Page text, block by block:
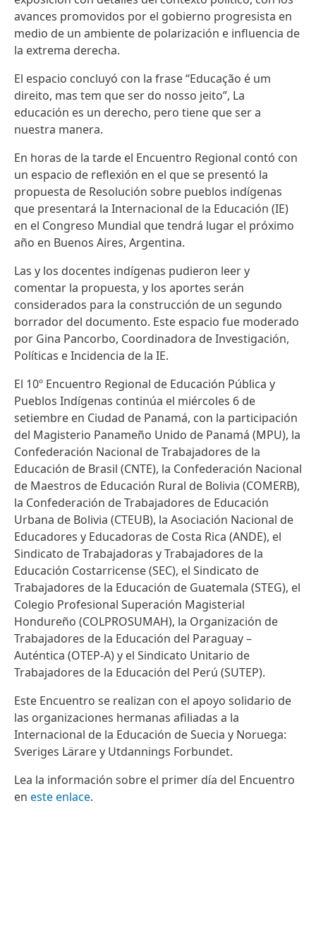
avances promovidos por el gobierno progresista en
medio de un ambiente de polarización e influencia de
la extrema derecha.
El espacio concluyó con la frase “Educação é um
direito, mas tem que ser do nosso jeito”, La
educación es un derecho, pero tiene que ser a
nuestra manera.
En horas de la tarde el Encuentro Regional contó con
un espacio de reflexión en el que se presentó la
propuesta de Resolución sobre pueblos indígenas
que presentará la Internacional de la Educación (IE)
en el Congreso Mundial que tendrá lugar el próximo
año en Buenos Aires, Argentina.
Las y los docentes indígenas pudieron leer y
comentar la propuesta, y los aportes serán
considerados para la construcción de un segundo
borrador del documento. Este espacio fue moderado
por Gina Pancorbo, Coordinadora de Investigación,
Políticas e Incidencia de la IE.
El 10º Encuentro Regional de Educación Pública y
Pueblos Indígenas continúa el miércoles 6 de
setiembre en Ciudad de Panamá, con la participación
del Magisterio Panameño Unido de Panamá (MPU), la
Confederación Nacional de Trabajadores de la
Educación de Brasil (CNTE), la Confederación Nacional
de Maestros de Educación Rural de Bolivia (COMERB),
la Confederación de Trabajadores de Educación
Urbana de Bolivia (CTEUB), la Asociación Nacional de
Educadores y Educadoras de Costa Rica (ANDE), el
Sindicato de Trabajadoras y Trabajadores de la
Educación Costarricense (SEC), el Sindicato de
Trabajadores de la Educación de Guatemala (STEG), el
Colegio Profesional Superación Magisterial
Hondureño (COLPROSUMAH), la Organización de
Trabajadores de la Educación del Paraguay –
Auténtica (OTEP-A) y el Sindicato Unitario de
Trabajadores de la Educación del Perú (SUTEP).
Este Encuentro se realizan con el apoyo solidario de
las organizaciones hermanas afiliadas a la
Internacional de la Educación de Suecia y Noruega:
Sveriges Lärare y Utdannings Forbundet.
Lea la información sobre el primer día del Encuentro
en este enlace.